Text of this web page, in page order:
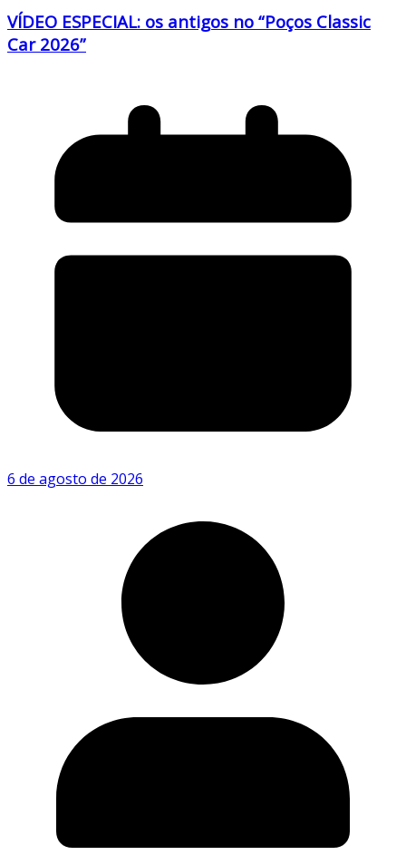
VÍDEO ESPECIAL: os antigos no “Poços Classic
Car 2026”
6 de agosto de 2026